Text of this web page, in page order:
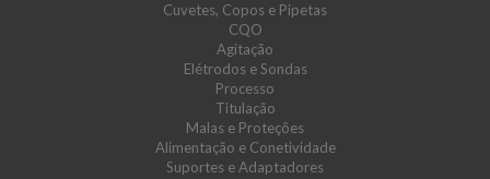
Cuvetes, Copos e Pipetas
CQO
Agitação
Elétrodos e Sondas
Processo
Titulação
Malas e Proteções
Alimentação e Conetividade
Suportes e Adaptadores